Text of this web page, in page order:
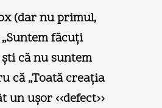
(dar nu primul,
făcuţi
că nu suntem
că „Toată creaţia
un uşor ‹‹defect››